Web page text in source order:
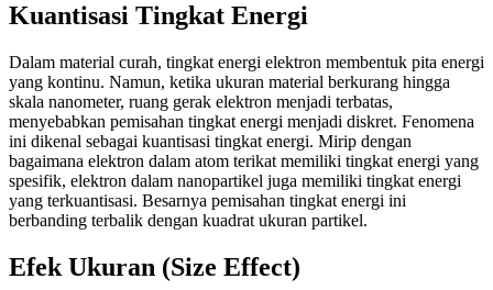
Kuantisasi Tingkat Energi
Dalam material curah, tingkat energi elektron membentuk pita energi
yang kontinu. Namun, ketika ukuran material berkurang hingga
skala nanometer, ruang gerak elektron menjadi terbatas,
menyebabkan pemisahan tingkat energi menjadi diskret. Fenomena
ini dikenal sebagai kuantisasi tingkat energi. Mirip dengan
bagaimana elektron dalam atom terikat memiliki tingkat energi yang
spesifik, elektron dalam nanopartikel juga memiliki tingkat energi
yang terkuantisasi. Besarnya pemisahan tingkat energi ini
berbanding terbalik dengan kuadrat ukuran partikel.
Efek Ukuran (Size Effect)